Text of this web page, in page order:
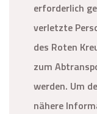
erforderlich
verletzte
des Roten
zum
werden. Um
nähere